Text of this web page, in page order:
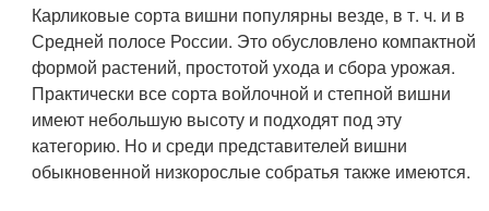
Карликовые сорта вишни популярны везде, в т. ч. и в
Средней полосе России. Это обусловлено компактной
формой растений, простотой ухода и сбора урожая.
Практически все сорта войлочной и степной вишни
имеют небольшую высоту и подходят под эту
категорию. Но и среди представителей вишни
обыкновенной низкорослые собратья также имеются.